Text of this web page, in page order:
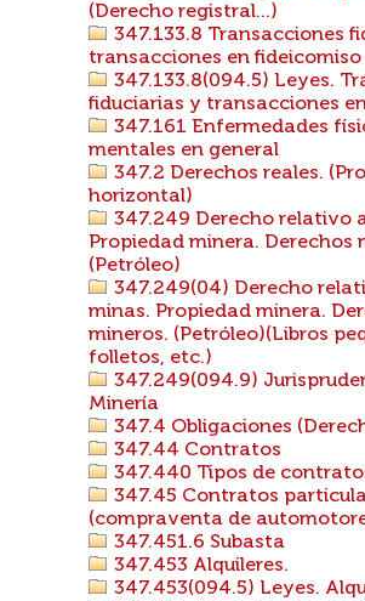
(Derecho registral...)
347.133.8 Transacciones
transacciones en fideicomiso
347.133.8(094.5) Leyes.
fiduciarias y transacciones
347.161 Enfermedades
mentales en general
347.2 Derechos reales.
horizontal)
347.249 Derecho relativo
Propiedad minera. Derechos
(Petróleo)
347.249(04) Derecho
minas. Propiedad minera.
mineros. (Petróleo)(Libros
folletos, etc.)
347.249(094.9)
Minería
347.4 Obligaciones
347.44 Contratos
347.440 Tipos de
347.45 Contratos
(compraventa de
347.451.6 Subasta
347.453 Alquileres.
347.453(094.5) Leyes.